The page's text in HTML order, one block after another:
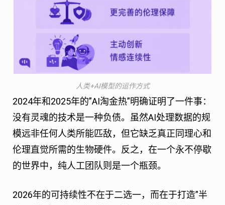
人类+AI模型的运作方式
2024年和2025年的”AI淘金热”明确证明了一件事：
没有灵魂的技术是一种负债。虽然AI处理数据的规
模远非任何人类所能匹敌，但它缺乏真正同理心和
伦理直觉所需的生物硬件。反之，在一个永不停歇
的世界中，纯人工团队则是一个瓶颈。
2026年的可持续性不在于二选一，而在于打造”半